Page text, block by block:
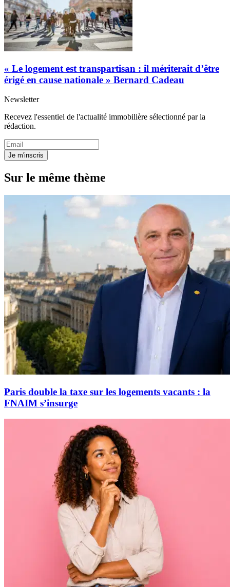
« Le logement est transpartisan : il mériterait d’être
érigé en cause nationale » Bernard Cadeau
Newsletter
Recevez l'essentiel de l'actualité immobilière sélectionné par la
rédaction.
Je m'inscris
Sur le même thème
Paris double la taxe sur les logements vacants : la
FNAIM s’insurge